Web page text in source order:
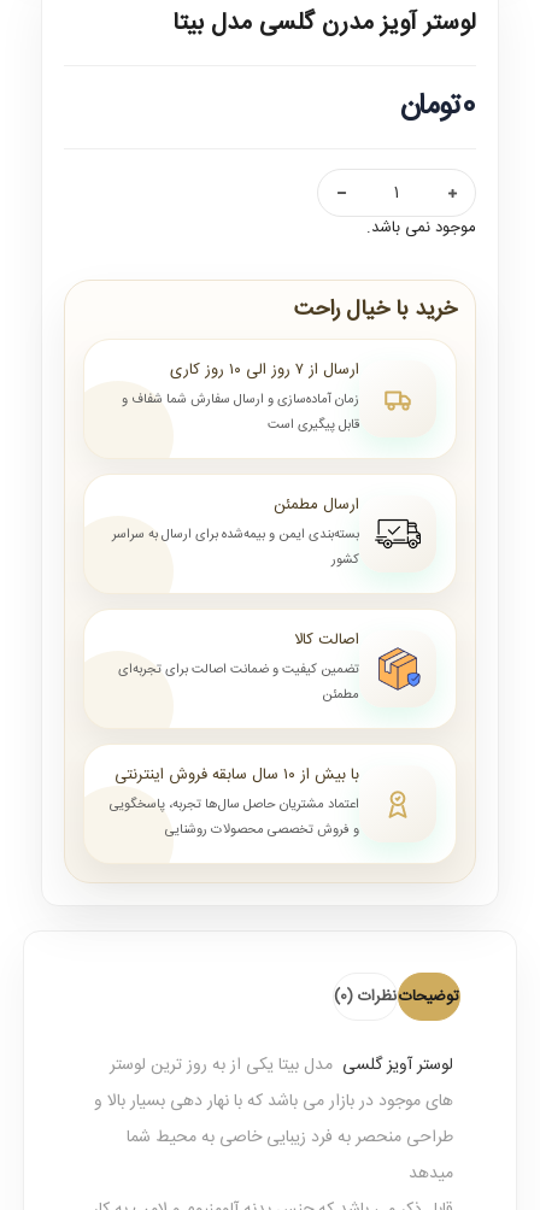
لوستر آویز مدرن گلسی مدل بیتا
0تومان
موجود نمی باشد.
خرید با خیال راحت
ارسال از ۷ روز الی ۱۰ روز کاری
زمان آماده‌سازی و ارسال سفارش شما شفاف و
قابل پیگیری است
ارسال مطمئن
بسته‌بندی ایمن و بیمه‌شده برای ارسال به سراسر
کشور
اصالت کالا
تضمین کیفیت و ضمانت اصالت برای تجربه‌ای
مطمئن
با بیش از ۱۰ سال سابقه فروش اینترنتی
اعتماد مشتریان حاصل سال‌ها تجربه، پاسخگویی
و فروش تخصصی محصولات روشنایی
توضیحاتنظرات (0)
لوستر آویز گلسی مدل بیتا یکی از به روز ترین لوستر
های موجود در بازار می باشد که با نهار دهی بسیار بالا و
طراحی منحصر به فرد زیبایی خاصی به محیط شما
میدهد